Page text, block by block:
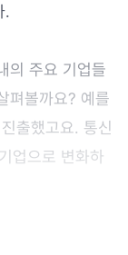
.
의 주요 기업들
펴볼까요? 예를
출했고요. 통신
업으로 변화하